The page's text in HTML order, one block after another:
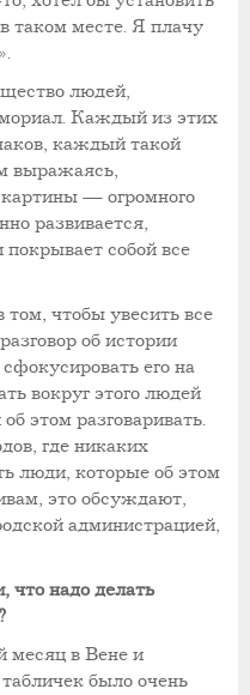
таком месте. Я плачу
людей,
Каждый из этих
каждый такой
выражаясь,
— огромного
развивается,
собой все
том, чтобы увесить все
об истории
его на
вокруг этого людей
этом разговаривать.
где никаких
люди, которые об этом
это обсуждают,
администрацией,
надо делать
месяц в Вене и
было очень